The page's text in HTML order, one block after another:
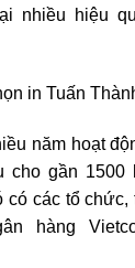
nhiều hiệu
in Tuấn
năm hoạt
cho gần 1500
có các tổ
hàng